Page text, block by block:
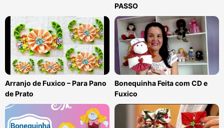
PASSO
Arranjo de Fuxico – Para Pano
de Prato
Bonequinha Feita com CD e
Fuxico